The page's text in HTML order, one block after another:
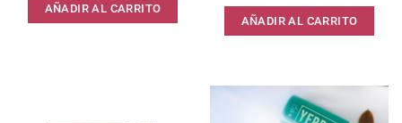
AÑADIR AL CARRITO
AÑADIR AL CARRITO